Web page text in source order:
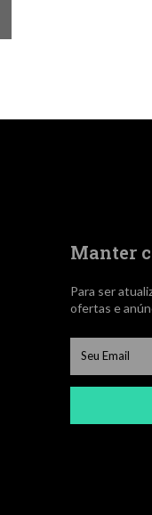
Manter
Para ser
ofertas e